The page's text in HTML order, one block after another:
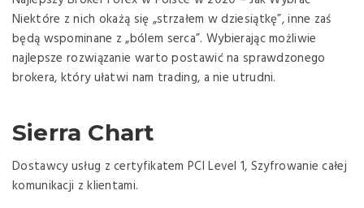
Niektóre z nich okażą się „strzałem w dziesiątkę”, inne zaś
będą wspominane z „bólem serca”. Wybierając możliwie
najlepsze rozwiązanie warto postawić na sprawdzonego
brokera, który ułatwi nam trading, a nie utrudni.
Sierra Chart
Dostawcy usług z certyfikatem PCI Level 1, Szyfrowanie całej
komunikacji z klientami.